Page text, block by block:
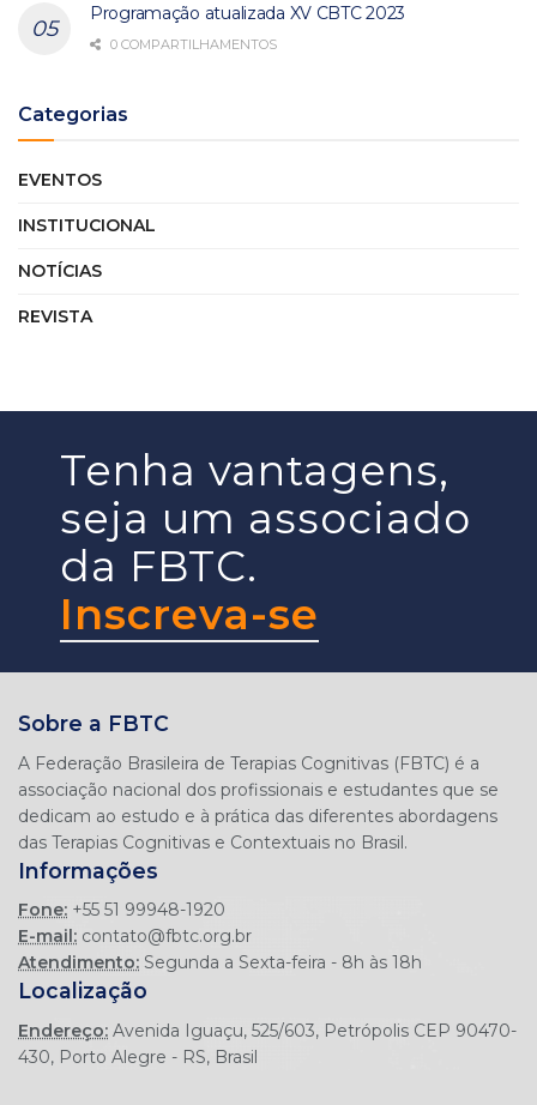
Programação atualizada XV CBTC 2023
0 COMPARTILHAMENTOS
Categorias
EVENTOS
INSTITUCIONAL
NOTÍCIAS
REVISTA
Tenha vantagens,
seja um associado
da FBTC.
Inscreva-se
Sobre a FBTC
A Federação Brasileira de Terapias Cognitivas (FBTC) é a
associação nacional dos profissionais e estudantes que se
dedicam ao estudo e à prática das diferentes abordagens
Informações
Fone: +55 51 99948-1920
E-mail: contato@fbtc.org.br
Atendimento: Segunda a Sexta-feira - 8h às 18h
Localização
Endereço: Avenida Iguaçu, 525/603, Petrópolis CEP 90470-
430, Porto Alegre - RS, Brasil